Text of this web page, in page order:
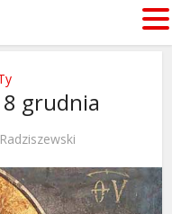
8 grudnia